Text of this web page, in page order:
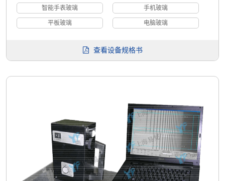
智能手表玻璃
手机玻璃
平板玻璃 电脑玻璃
查看设备规格书